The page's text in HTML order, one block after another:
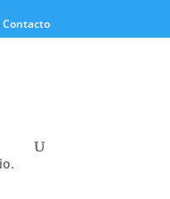
Contacto